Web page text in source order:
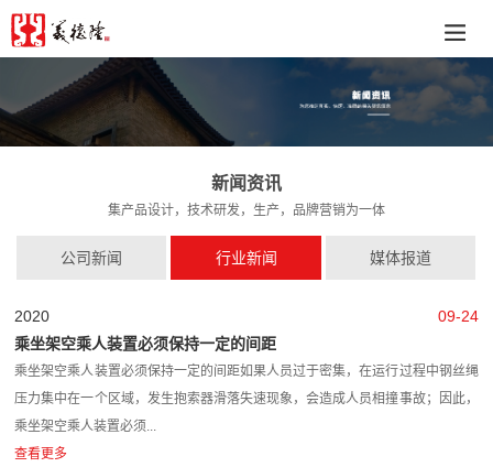
新闻资讯
集产品设计，技术研发，生产，品牌营销为一体
公司新闻 行业新闻 媒体报道
09-24
2020
乘坐架空乘人装置必须保持一定的间距
乘坐架空乘人装置必须保持一定的间距如果人员过于密集，在运行过程中钢丝绳
压力集中在一个区域，发生抱索器滑落失速现象，会造成人员相撞事故；因此，
乘坐架空乘人装置必须...
查看更多